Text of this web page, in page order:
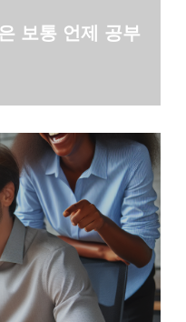
보통 언제 공부